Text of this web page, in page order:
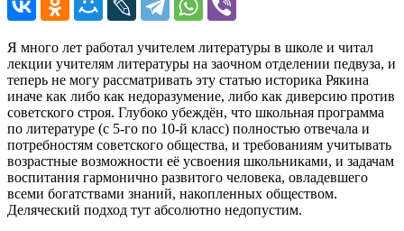
Я много лет работал учителем литературы в школе и читал
лекции учителям литературы на заочном отделении педвуза, и
теперь не могу рассматривать эту статью историка Рякина
иначе как либо как недоразумение, либо как диверсию против
советского строя. Глубоко убеждён, что школьная программа
по литературе (с 5-го по 10-й класс) полностью отвечала и
потребностям советского общества, и требованиям учитывать
возрастные возможности её усвоения школьниками, и задачам
воспитания гармонично развитого человека, овладевшего
всеми богатствами знаний, накопленных обществом.
Деляческий подход тут абсолютно недопустим.